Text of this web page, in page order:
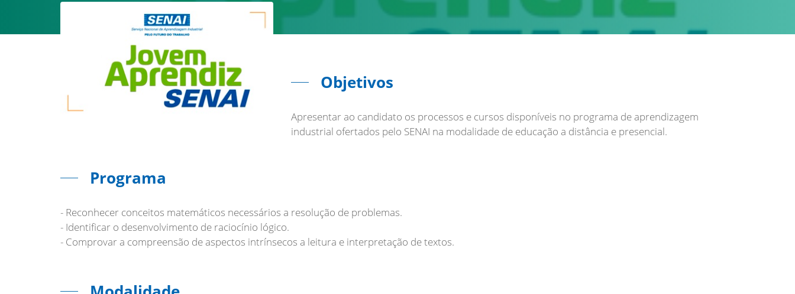
Objetivos
Apresentar ao candidato os processos e cursos disponíveis no programa de aprendizagem
industrial ofertados pelo SENAI na modalidade de educação a distância e presencial.
Programa
- Reconhecer conceitos matemáticos necessários a resolução de problemas.
- Identificar o desenvolvimento de raciocínio lógico.
- Comprovar a compreensão de aspectos intrínsecos a leitura e interpretação de textos.